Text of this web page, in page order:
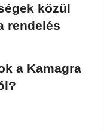
közül
rendelés
a Kamagra